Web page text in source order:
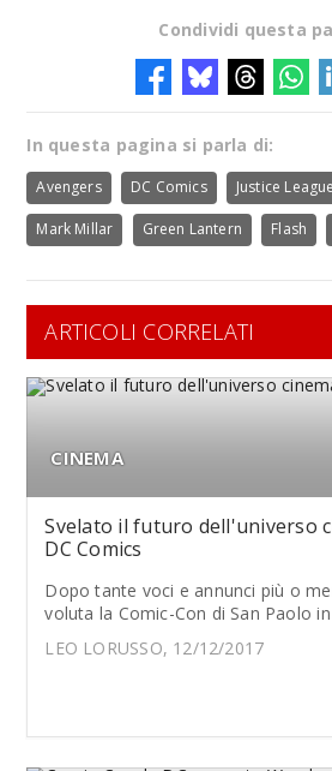
Condividi questa
In questa pagina si parla di:
Avengers DC Comics Justice League
Mark Millar Green Lantern Flash
ARTICOLI CORRELATI
CINEMA
Svelato il futuro dell'universo
DC Comics
Dopo tante voci e annunci più o
voluta la Comic-Con di San Paolo
LEO LORUSSO, 12/12/2017